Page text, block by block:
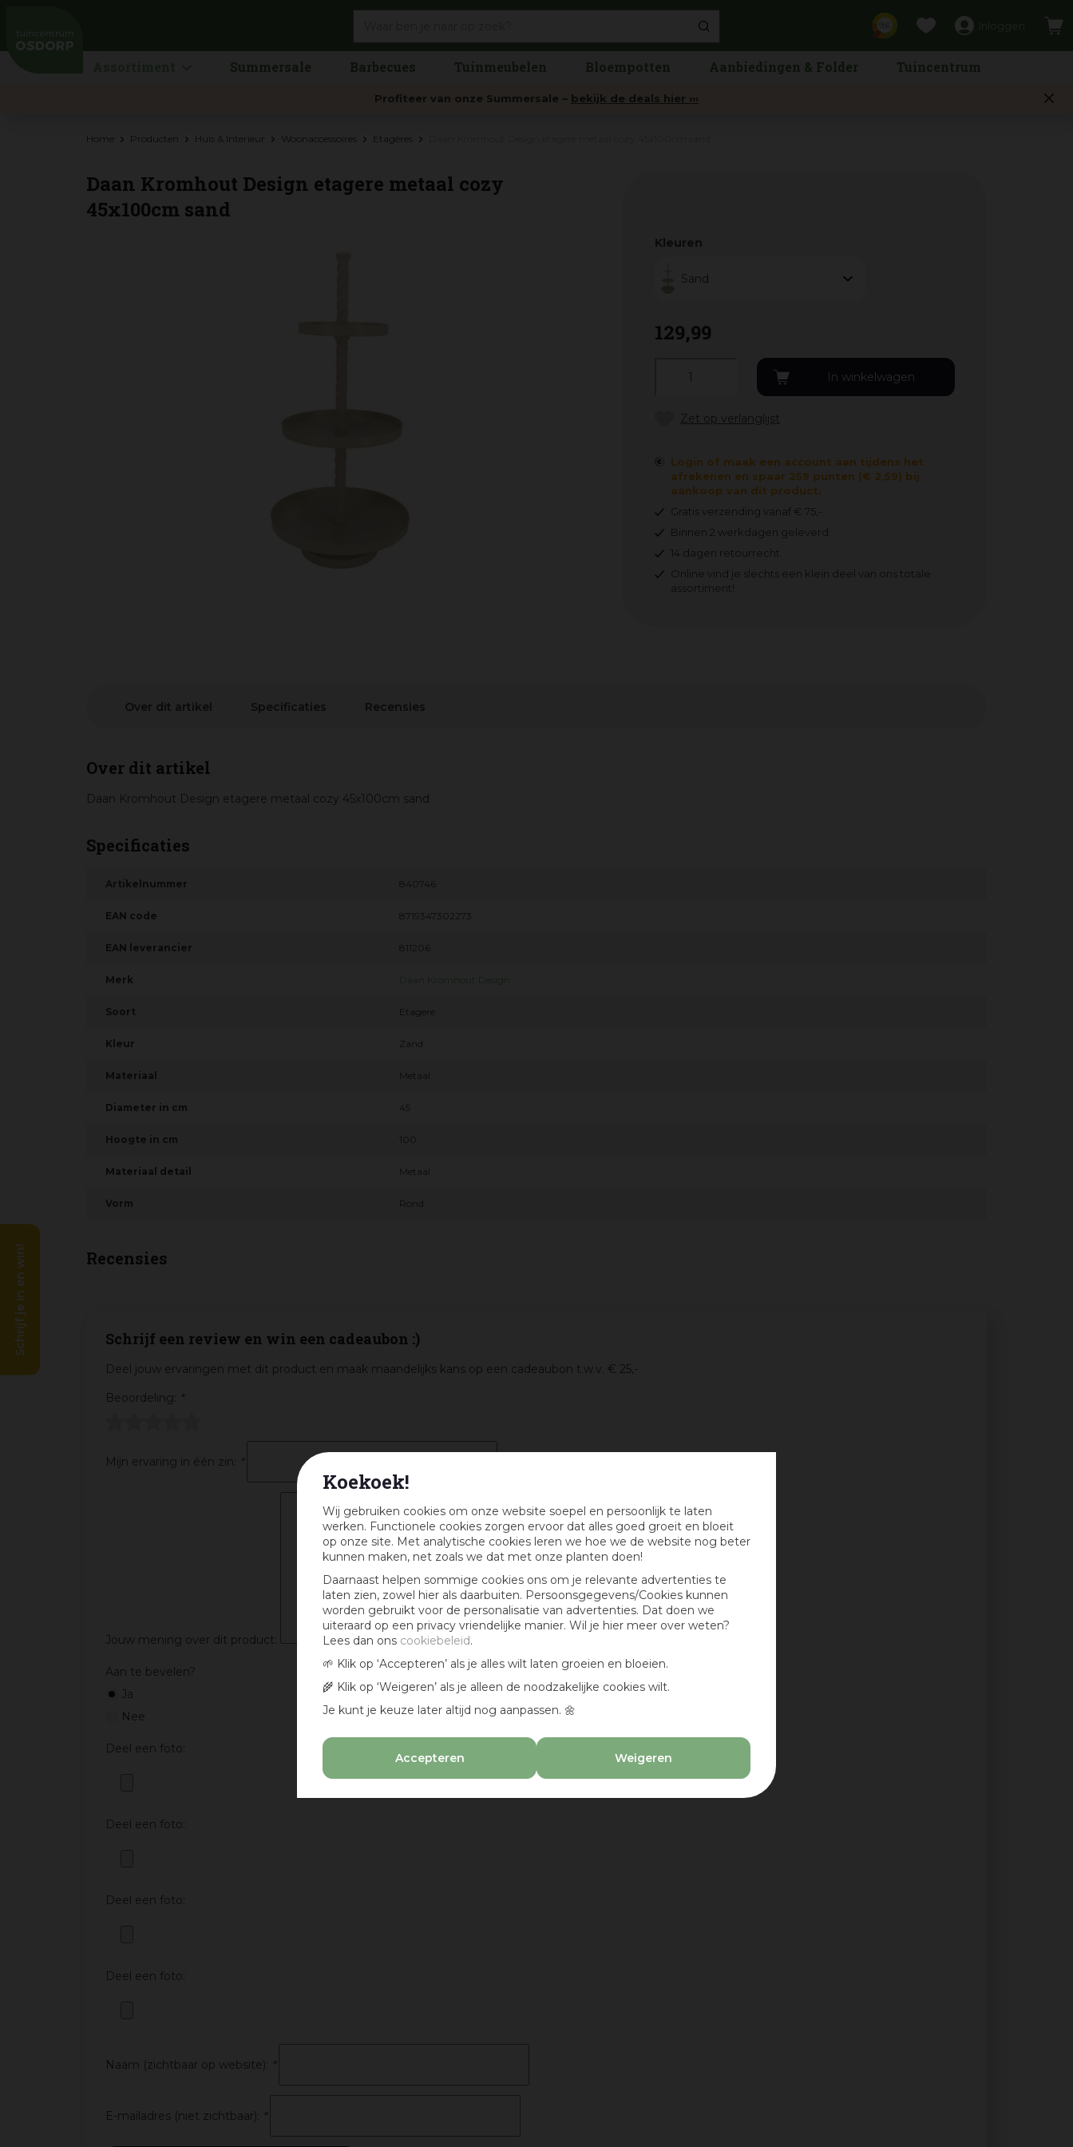
Koekoek!
Wij gebruiken cookies om onze website soepel en persoonlijk te laten
werken. Functionele cookies zorgen ervoor dat alles goed groeit en bloeit
op onze site. Met analytische cookies leren we hoe we de website nog beter
kunnen maken, net zoals we dat met onze planten doen!
Daarnaast helpen sommige cookies ons om je relevante advertenties te
laten zien, zowel hier als daarbuiten. Persoonsgegevens/Cookies kunnen
worden gebruikt voor de personalisatie van advertenties. Dat doen we
uiteraard op een privacy vriendelijke manier. Wil je hier meer over weten?
Lees dan ons cookiebeleid.
🌱 Klik op ‘Accepteren’ als je alles wilt laten groeien en bloeien.
🌾 Klik op ‘Weigeren’ als je alleen de noodzakelijke cookies wilt.
Je kunt je keuze later altijd nog aanpassen. 🌼
Accepteren Weigeren
Home Producten Huis & Interieur Woonaccessoires Etagères
Summersale Barbecues Tuinmeubelen Bloempotten Aanbiedingen & Folder Tuincentrum
Profiteer van onze Summersale – bekijk de deals hier ›››
Daan Kromhout Design etagere metaal cozy
45x100cm sand
Kleuren
Sand
129,99
Login of maak een account aan tijdens het
afrekenen en spaar 259 punten (€ 2,59) bij
aankoop van dit product.
Gratis verzending vanaf € 75,-
Binnen 2 werkdagen geleverd.
14 dagen retourrecht.
Online vind je slechts een klein deel van ons totale
assortiment!
Over dit artikel Specificaties Recensies
Over dit artikel
Daan Kromhout Design etagere metaal cozy 45x100cm sand
Specificaties
Artikelnummer 840746
EAN code 8719347302273
EAN leverancier 811206
Merk
Soort Etagere
Kleur Zand
Materiaal Metaal
Diameter in cm 45
Hoogte in cm 100
Materiaal detail Metaal
Vorm Rond
Recensies
Schrijf een review en win een cadeaubon :)
Deel jouw ervaringen met dit product en maak maandelijks kans op een cadeaubon t.w.v. € 25,-
Beoordeling:
*
Mijn ervaring in één zin: *
Jouw mening over dit product:
Aan te bevelen?
Ja
Nee
Deel een foto:
Deel een foto:
Deel een foto:
Deel een foto:
Naam (zichtbaar op website): *
E-mailadres (niet zichtbaar): *
Schrijf je in en win!